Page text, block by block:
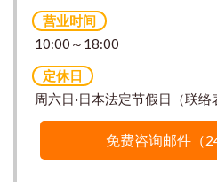
营业时间
10:00～18:00
定休日
周六日·日本法定节假日（联络
免费咨询邮件（